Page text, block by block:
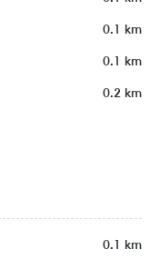
0.1 km
0.1 km
0.2 km
0.1 km